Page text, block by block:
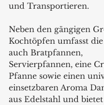
und Transportieren.
Neben den gängigen
Kochtöpfen umfasst
auch Bratpfannen,
Servierpfannen, eine
Pfanne sowie einen
einsetzbaren Aroma
aus Edelstahl und